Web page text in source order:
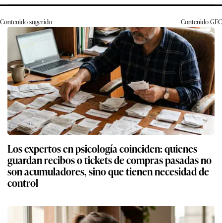
Contenido sugerido ContenidoGEC
Los expertos en psicología coinciden: quienes
guardan recibos o tickets de compras pasadas no
son acumuladores, sino que tienen necesidad de
control